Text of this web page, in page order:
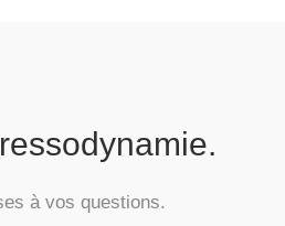
à vos questions.